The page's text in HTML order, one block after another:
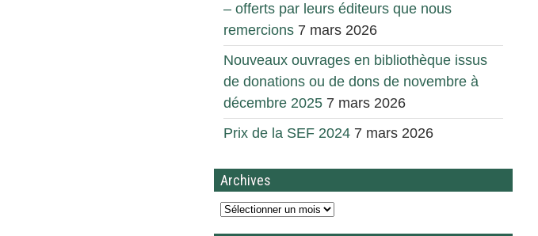
– offerts par leurs éditeurs que nous
remercions 7 mars 2026
Nouveaux ouvrages en bibliothèque issus
de donations ou de dons de novembre à
décembre 2025 7 mars 2026
Prix de la SEF 2024 7 mars 2026
Archives